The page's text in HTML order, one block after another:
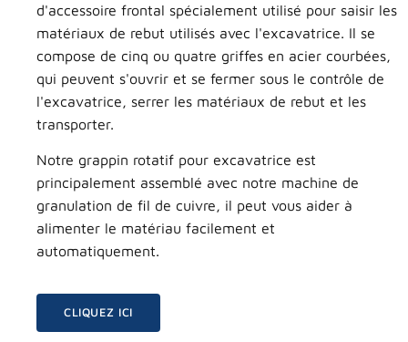
d'accessoire frontal spécialement utilisé pour saisir les
matériaux de rebut utilisés avec l'excavatrice. Il se
compose de cinq ou quatre griffes en acier courbées,
qui peuvent s'ouvrir et se fermer sous le contrôle de
l'excavatrice, serrer les matériaux de rebut et les
transporter.
Notre grappin rotatif pour excavatrice est
principalement assemblé avec notre machine de
granulation de fil de cuivre, il peut vous aider à
alimenter le matériau facilement et
automatiquement.
CLIQUEZ ICI